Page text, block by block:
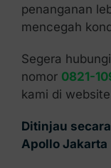
penanganan
mencegah
Segera
nomor 0821-
kami di
Ditinjau
Apollo Jakarta